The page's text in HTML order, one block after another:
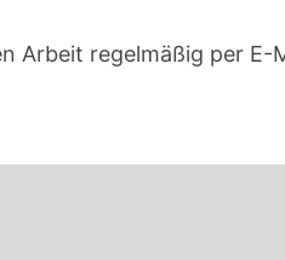
Arbeit regelmäßig per E-